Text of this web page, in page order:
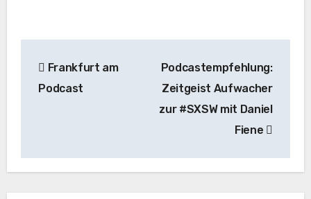
Frankfurt am
Podcast
Podcastempfehlung:
Zeitgeist Aufwacher
zur #SXSW mit Daniel
Fiene